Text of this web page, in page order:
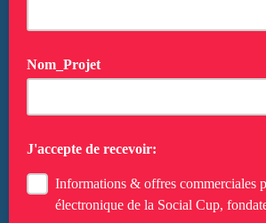
Nom_Projet
J'accepte de recevoir:
Informations & offres commerciales
électronique de la Social Cup,